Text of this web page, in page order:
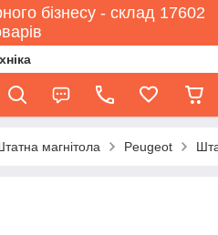
бізнесу - склад 17602
магнітола Peugeot